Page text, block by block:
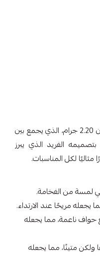
الوزن 2.20 جرام، الذي يجمع بين
الفريد الذي يبرز
لمسة من الفخامة.
يجعله مريحًا عند الارتداء.
ناعمة، مما يجعله
خفيفًا ولكن متينًا، مما يجعله